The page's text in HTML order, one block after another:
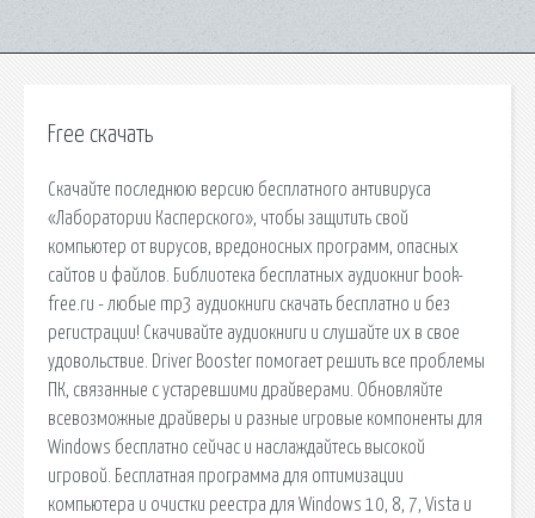
Free скачать
Скачайте последнюю версию бесплатного антивируса
«Лаборатории Касперского», чтобы защитить свой
компьютер от вирусов, вредоносных программ, опасных
сайтов и файлов. Библиотека бесплатных аудиокниг book-
free.ru - любые mp3 аудиокниги скачать бесплатно и без
регистрации! Скачивайте аудиокниги и слушайте их в свое
удовольствие. Driver Booster помогает решить все проблемы
ПК, связанные с устаревшими драйверами. Обновляйте
всевозможные драйверы и разные игровые компоненты для
Windows бесплатно сейчас и наслаждайтесь высокой
игровой. Бесплатная программа для оптимизации
компьютера и очистки реестра для Windows 10, 8, 7, Vista и